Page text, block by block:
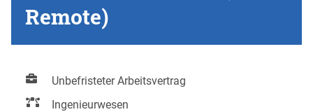
Remote)
Unbefristeter Arbeitsvertrag
Ingenieurwesen